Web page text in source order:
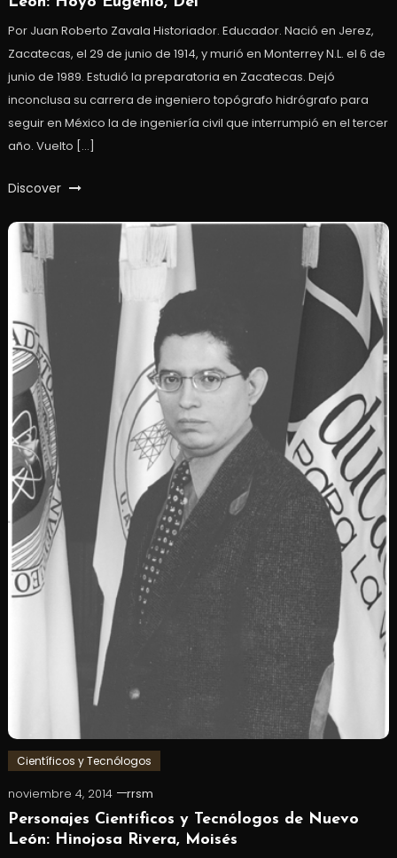
Por Juan Roberto Zavala Historiador. Educador. Nació en Jerez,
Zacatecas, el 29 de junio de 1914, y murió en Monterrey N.L. el 6 de
junio de 1989. Estudió la preparatoria en Zacatecas. Dejó
inconclusa su carrera de ingeniero topógrafo hidrógrafo para
seguir en México la de ingeniería civil que interrumpió en el tercer
año. Vuelto […]
Discover
Científicos y Tecnólogos
noviembre 4, 2014
rrsm
Personajes Científicos y Tecnólogos de Nuevo
León: Hinojosa Rivera, Moisés